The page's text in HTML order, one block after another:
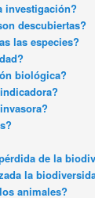
investigación?
descubiertas?
las especies?
biológica?
de la
la
animales?